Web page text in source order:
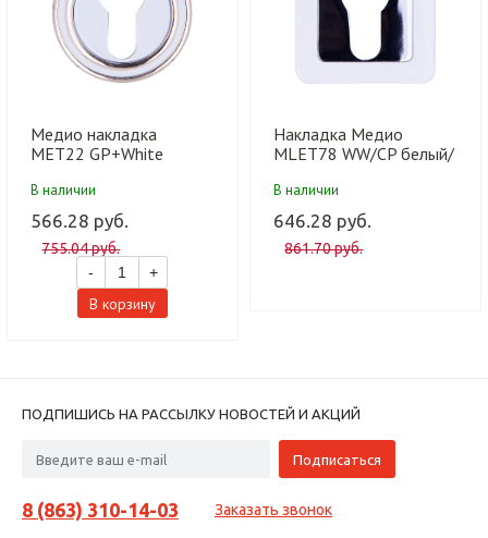
Медио накладка
MET22 GP+White
шт)
В наличии
566.28 руб.
755.04 руб.
-
+
В корзину
Накладка Медио
MLET78 WW/CP белый/
В наличии
646.28 руб.
861.70 руб.
ПОДПИШИСЬ НА РАССЫЛКУ НОВОСТЕЙ И АКЦИЙ
8 (863) 310-14-03 Заказать звонок